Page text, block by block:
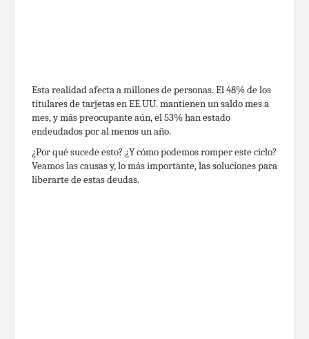
Esta realidad afecta a millones de personas. El 48% de los
titulares de tarjetas en EE.UU. mantienen un saldo mes a
mes, y más preocupante aún, el 53% han estado
endeudados por al menos un año.
¿Por qué sucede esto? ¿Y cómo podemos romper este ciclo?
Veamos las causas y, lo más importante, las soluciones para
liberarte de estas deudas.